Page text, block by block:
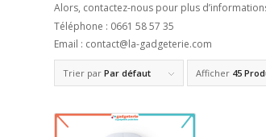
Alors, contactez-nous pour plus
Téléphone : 0661 58 57 35
Email : contact@la-gadgeterie.com
Trier par Par défaut Afficher 45